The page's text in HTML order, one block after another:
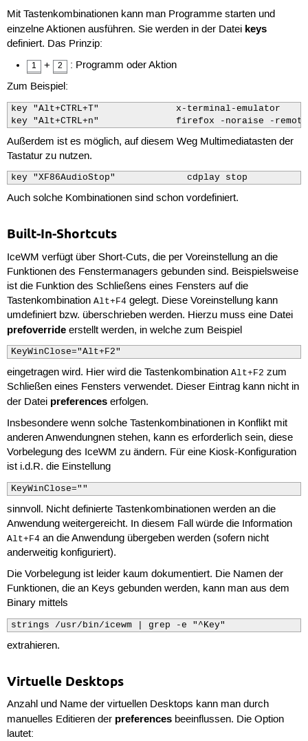
Mit Tastenkombinationen kann man Programme starten und
einzelne Aktionen ausführen. Sie werden in der Datei keys
definiert. Das Prinzip:
1 + 2
: Programm oder Aktion
Zum Beispiel:
key "Alt+CTRL+T"              x-terminal-emulator
key "Alt+CTRL+n"              firefox -noraise -remote
Außerdem ist es möglich, auf diesem Weg Multimediatasten der
Tastatur zu nutzen.
key "XF86AudioStop"             cdplay stop
Auch solche Kombinationen sind schon vordefiniert.
Built-In-Shortcuts
IceWM verfügt über Short-Cuts, die per Voreinstellung an die
Funktionen des Fenstermanagers gebunden sind. Beispielsweise
ist die Funktion des Schließens eines Fensters auf die
Tastenkombination Alt+F4gelegt. Diese Voreinstellung kann
umdefiniert bzw. überschrieben werden. Hierzu muss eine Datei
prefoverrideerstellt werden, in welche zum Beispiel
KeyWinClose="Alt+F2"
eingetragen wird. Hier wird die Tastenkombination Alt+F2 zum
Schließen eines Fensters verwendet. Dieser Eintrag kann nicht in
der Datei preferenceserfolgen.
Insbesondere wenn solche Tastenkombinationen in Konflikt mit
anderen Anwendungnen stehen, kann es erforderlich sein, diese
Vorbelegung des IceWM zu ändern. Für eine Kiosk-Konfiguration
ist i.d.R. die Einstellung
KeyWinClose=""
sinnvoll. Nicht definierte Tastenkombinationen werden an die
Anwendung weitergereicht. In diesem Fall würde die Information
Alt+F4an die Anwendung übergeben werden (sofern nicht
anderweitig konfiguriert).
Die Vorbelegung ist leider kaum dokumentiert. Die Namen der
Funktionen, die an Keys gebunden werden, kann man aus dem
Binary mittels
strings /usr/bin/icewm | grep -e "^Key"
extrahieren.
Virtuelle Desktops
Anzahl und Name der virtuellen Desktops kann man durch
manuelles Editieren der preferencesbeeinflussen. Die Option
lautet: